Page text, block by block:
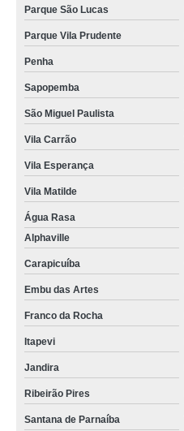
Parque São Lucas
Parque Vila Prudente
Penha
Sapopemba
São Miguel Paulista
Vila Carrão
Vila Esperança
Vila Matilde
Água Rasa
Alphaville
Carapicuíba
Embu das Artes
Franco da Rocha
Itapevi
Jandira
Ribeirão Pires
Santana de Parnaíba